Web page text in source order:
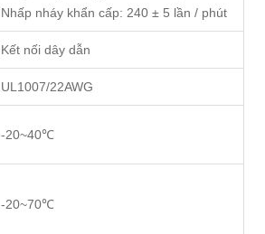
Nhấp nháy khẩn cấp: 240 ± 5 lần / phút
Kết nối dây dẫn
UL1007/22AWG
-20~40℃
-20~70℃